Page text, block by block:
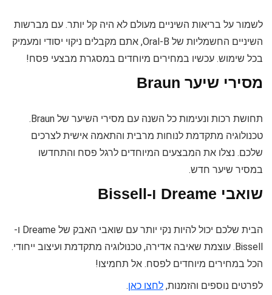
לשמור על בריאות השיניים מעולם לא היה קל יותר. עם מברשות
השיניים החשמליות של Oral-B, אתם מקבלים ניקוי יסודי ומעמיק
בכל שימוש. עכשיו במחירים מיוחדים במסגרת מבצעי פסח!
מסירי שיער Braun
תחושת רכות ונעימות כל השנה עם מסירי השיער של Braun.
טכנולוגיה מתקדמת לנוחות מרבית והתאמה אישית לצרכים
שלכם. נצלו את המבצעים המיוחדים לרגל פסח והתחדשו
במסיר שיער חדש.
שואבי Dreame ו-Bissell
הבית שלכם יכול להיות נקי יותר עם שואבי האבק של Dreame ו-
Bissell. עוצמת שאיבה אדירה, טכנולוגיה מתקדמת ועיצוב ייחודי.
הכל במחירים מיוחדים לפסח. אל תחמיצו!
לפרטים נוספים והזמנות, לחצו כאן.